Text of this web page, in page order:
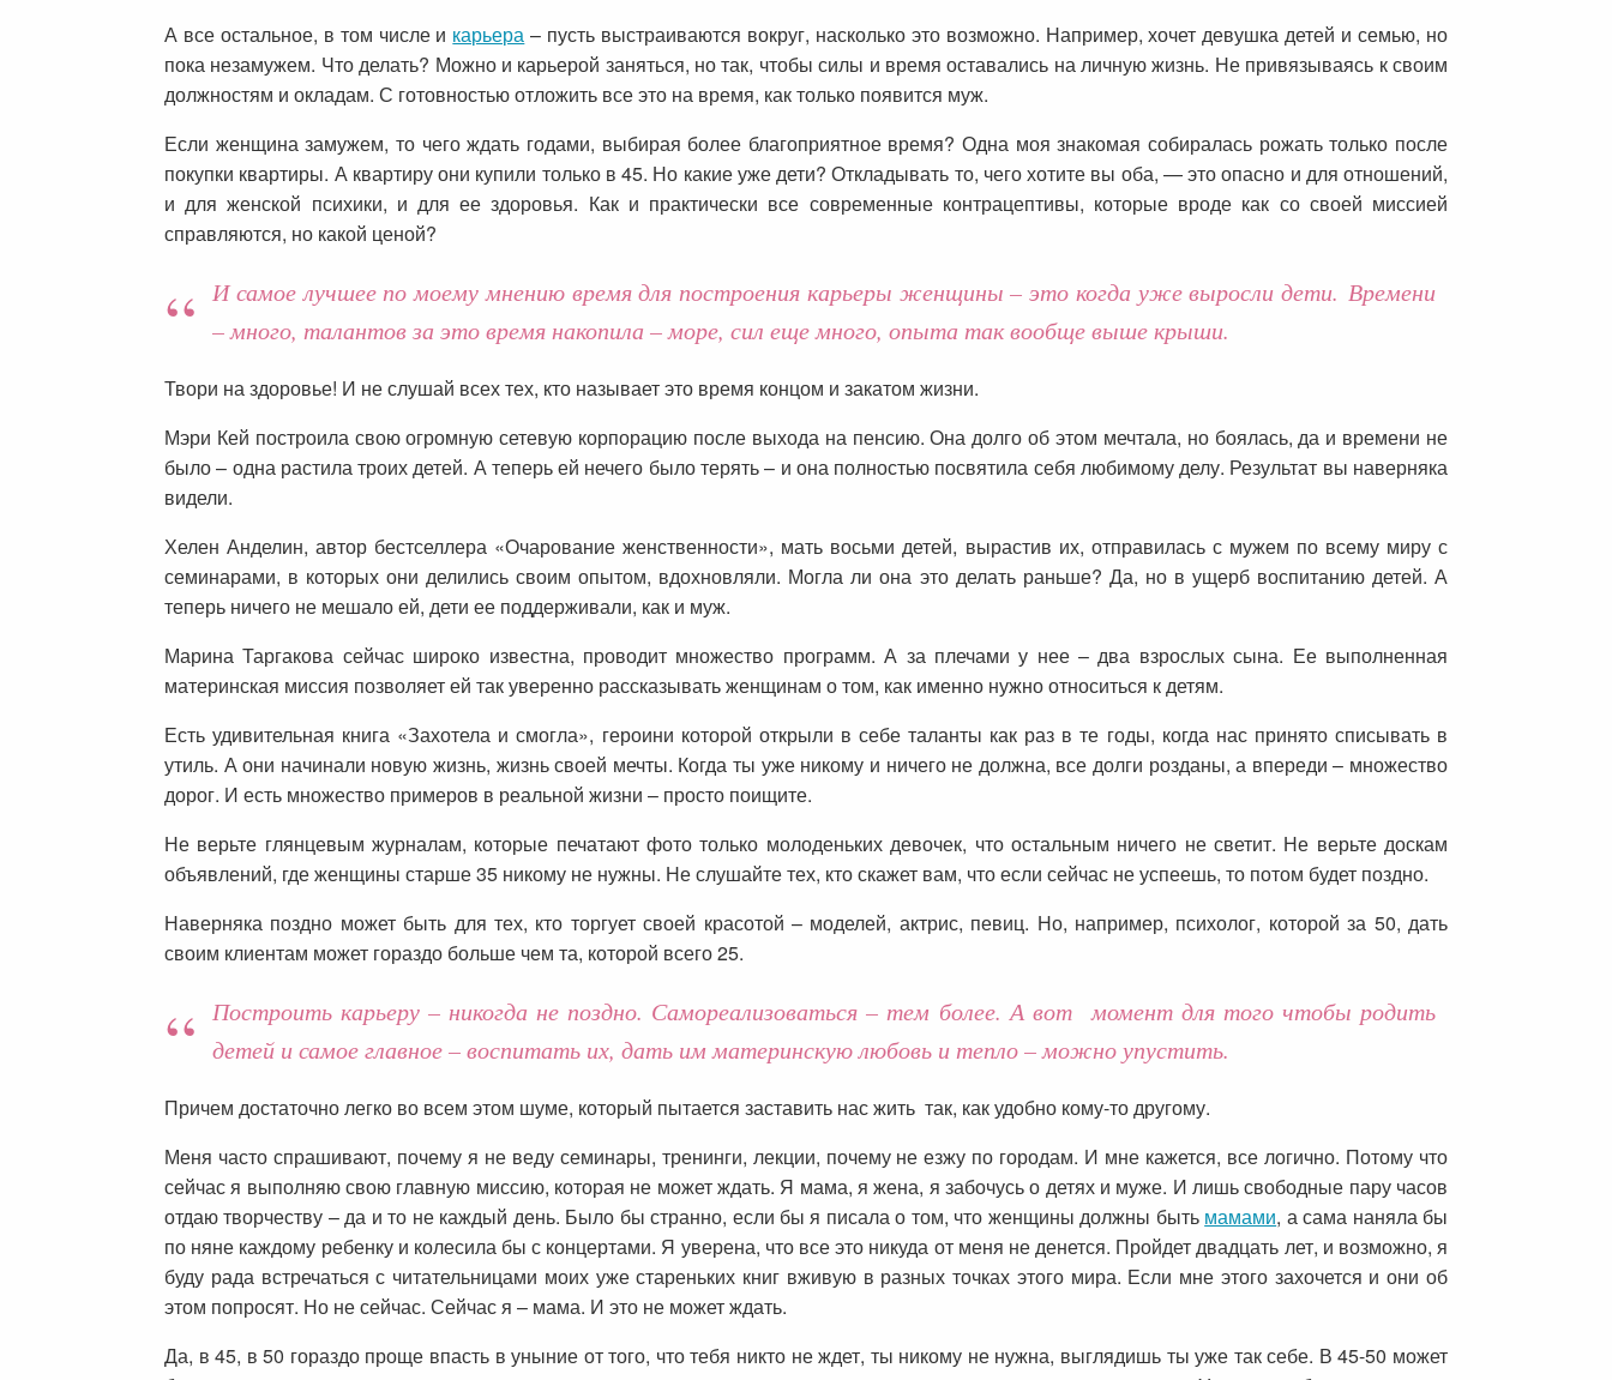
А все остальное, в том числе и карьера – пусть выстраиваются вокруг, насколько это возможно. Например, хочет девушка детей и семью, но
пока незамужем. Что делать? Можно и карьерой заняться, но так, чтобы силы и время оставались на личную жизнь. Не привязываясь к своим
должностям и окладам. С готовностью отложить все это на время, как только появится муж.
Если женщина замужем, то чего ждать годами, выбирая более благоприятное время? Одна моя знакомая собиралась рожать только после
покупки квартиры. А квартиру они купили только в 45. Но какие уже дети? Откладывать то, чего хотите вы оба, — это опасно и для отношений,
и для женской психики, и для ее здоровья. Как и практически все современные контрацептивы, которые вроде как со своей миссией
справляются, но какой ценой?
И самое лучшее по моему мнению время для построения карьеры женщины – это когда уже выросли дети. Времени
– много, талантов за это время накопила – море, сил еще много, опыта так вообще выше крыши.
Твори на здоровье! И не слушай всех тех, кто называет это время концом и закатом жизни.
Мэри Кей построила свою огромную сетевую корпорацию после выхода на пенсию. Она долго об этом мечтала, но боялась, да и времени не
было – одна растила троих детей. А теперь ей нечего было терять – и она полностью посвятила себя любимому делу. Результат вы наверняка
видели.
Хелен Анделин, автор бестселлера «Очарование женственности», мать восьми детей, вырастив их, отправилась с мужем по всему миру с
семинарами, в которых они делились своим опытом, вдохновляли. Могла ли она это делать раньше? Да, но в ущерб воспитанию детей. А
теперь ничего не мешало ей, дети ее поддерживали, как и муж.
Марина Таргакова сейчас широко известна, проводит множество программ. А за плечами у нее – два взрослых сына. Ее выполненная
материнская миссия позволяет ей так уверенно рассказывать женщинам о том, как именно нужно относиться к детям.
Есть удивительная книга «Захотела и смогла», героини которой открыли в себе таланты как раз в те годы, когда нас принято списывать в
утиль. А они начинали новую жизнь, жизнь своей мечты. Когда ты уже никому и ничего не должна, все долги розданы, а впереди – множество
дорог. И есть множество примеров в реальной жизни – просто поищите.
Не верьте глянцевым журналам, которые печатают фото только молоденьких девочек, что остальным ничего не светит. Не верьте доскам
объявлений, где женщины старше 35 никому не нужны. Не слушайте тех, кто скажет вам, что если сейчас не успеешь, то потом будет поздно.
Наверняка поздно может быть для тех, кто торгует своей красотой – моделей, актрис, певиц. Но, например, психолог, которой за 50, дать
своим клиентам может гораздо больше чем та, которой всего 25.
Построить карьеру – никогда не поздно. Самореализоваться – тем более. А вот момент для того чтобы родить
детей и самое главное – воспитать их, дать им материнскую любовь и тепло – можно упустить.
Причем достаточно легко во всем этом шуме, который пытается заставить нас жить так, как удобно кому-то другому.
Меня часто спрашивают, почему я не веду семинары, тренинги, лекции, почему не езжу по городам. И мне кажется, все логично. Потому что
сейчас я выполняю свою главную миссию, которая не может ждать. Я мама, я жена, я забочусь о детях и муже. И лишь свободные пару часов
отдаю творчеству – да и то не каждый день. Было бы странно, если бы я писала о том, что женщины должны быть мамами, а сама наняла бы
по няне каждому ребенку и колесила бы с концертами. Я уверена, что все это никуда от меня не денется. Пройдет двадцать лет, и возможно, я
буду рада встречаться с читательницами моих уже стареньких книг вживую в разных точках этого мира. Если мне этого захочется и они об
этом попросят. Но не сейчас. Сейчас я – мама. И это не может ждать.
Да, в 45, в 50 гораздо проще впасть в уныние от того, что тебя никто не ждет, ты никому не нужна, выглядишь ты уже так себе. В 45-50 может